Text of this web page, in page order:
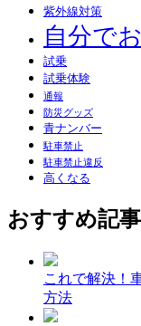
紫外線対策
自分で
試乗
試乗体験
通報
防災グッズ
青ナンバー
駐車禁止
駐車禁止違反
高くなる
おすすめ記事
これで解決！
方法